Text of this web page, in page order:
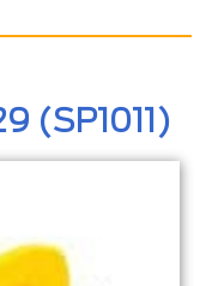
(SP1011)